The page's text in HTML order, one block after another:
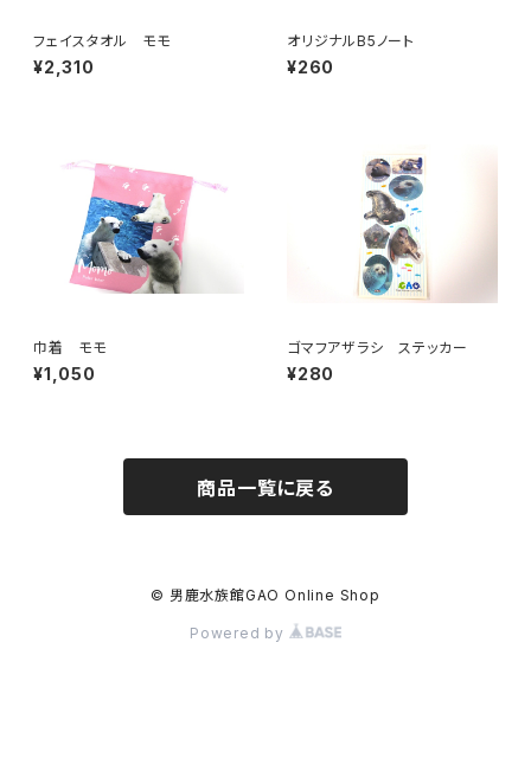
フェイスタオル モモ
¥2,310
オリジナルB5ノート
¥260
巾着 モモ
¥1,050
ゴマフアザラシ ステッカー
¥280
商品一覧に戻る
© 男鹿水族館GAO Online Shop
Powered by